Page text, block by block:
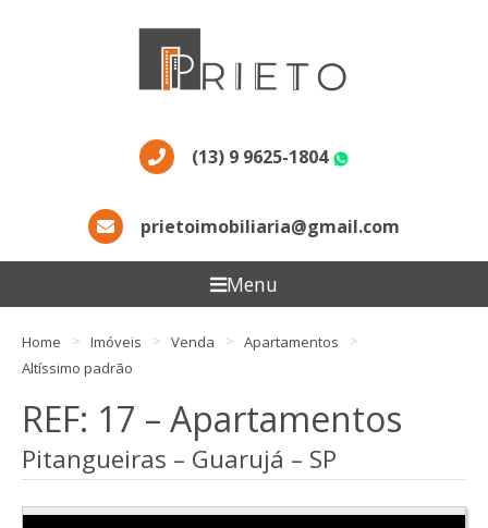
(13) 9 9625-1804
prietoimobiliaria@gmail.com
Menu
Home Imóveis Venda
Apartamentos
Altíssimo padrão
REF: 17 – Apartamentos
Pitangueiras – Guarujá – SP